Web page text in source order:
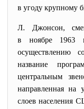
в угоду крупному
Л. Джонсон,
в ноябре 1963
осуществлению
название
центральным
направленная на
слоев населения